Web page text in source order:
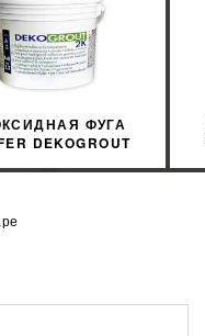
ФУГА
DEKOGROUT